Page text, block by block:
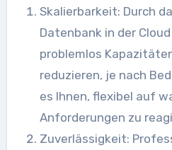
Skalierbarkeit: Durch
Datenbank in der
problemlos
reduzieren, je nach
es Ihnen, flexibel auf
Anforderungen zu
Zuverlässigkeit: